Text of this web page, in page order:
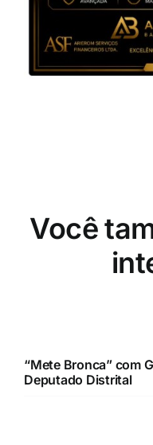
Você
“Mete Bronca” com
Deputado Distrital